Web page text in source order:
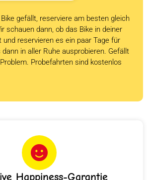
gefällt, reserviere am besten gleich
schauen dann, ob das Bike in deiner
und reservieren es ein paar Tage für
in aller Ruhe ausprobieren. Gefällt
Probefahrten sind kostenlos
Happiness-Garantie